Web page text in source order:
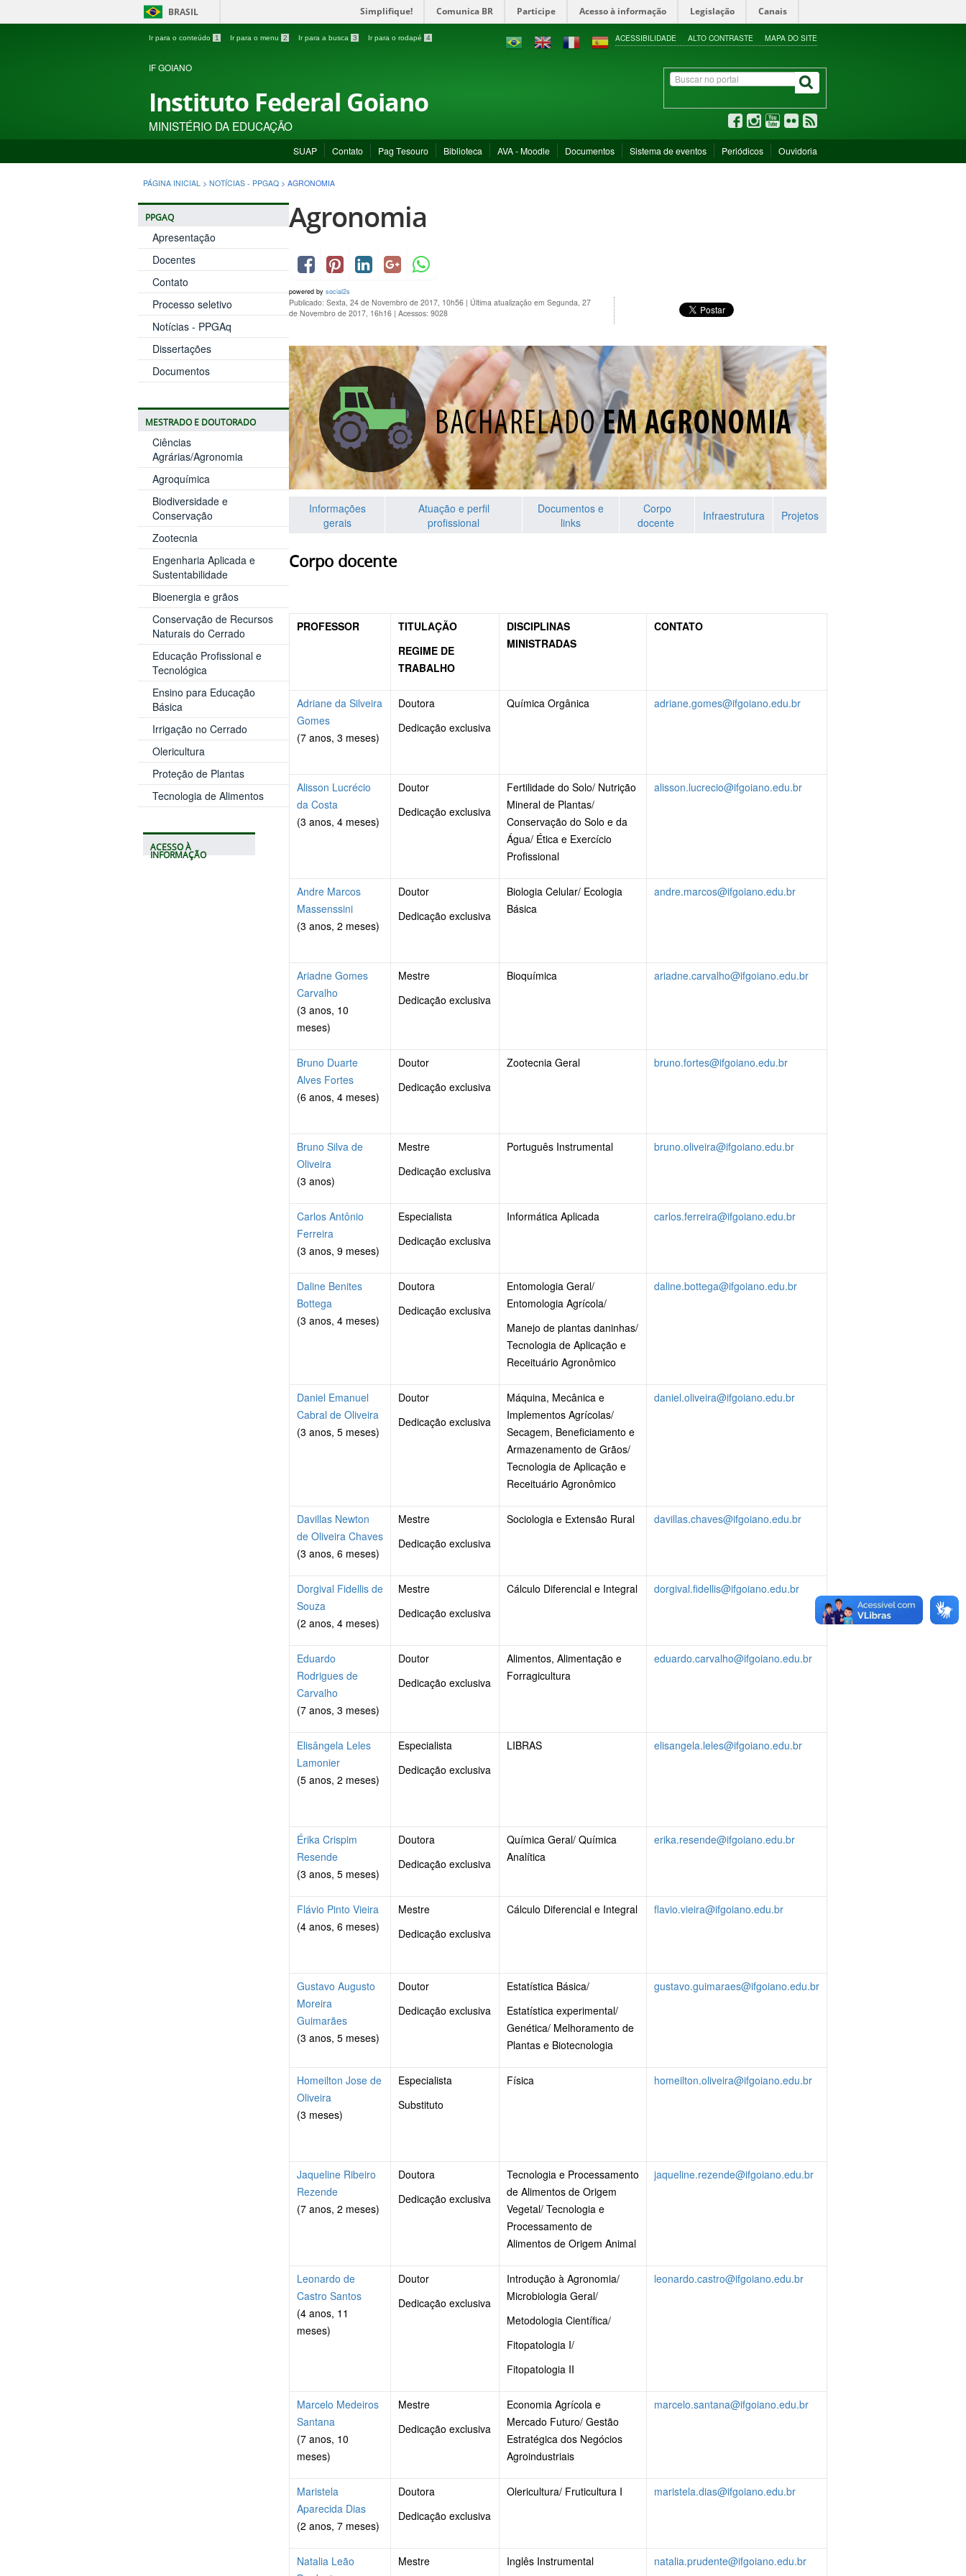
BRASIL Simplifique! Comunica BR Participe Acesso à informação Legislação Canais
Ir para o conteúdo 1 Ir para o menu 2 Ir para a busca 3 Ir para o rodapé 4 ACESSIBILIDADE ALTO CONTRASTE MAPA DO SITE
IF GOIANO
Instituto Federal Goiano
MINISTÉRIO DA EDUCAÇÃO
SUAP Contato Pag Tesouro Biblioteca AVA - Moodle Documentos Sistema de eventos Periódicos Ouvidoria
PÁGINA INICIAL > NOTÍCIAS - PPGAQ > AGRONOMIA
PPGAQ
Apresentação
Docentes
Contato
Processo seletivo
Notícias - PPGAq
Dissertações
Documentos
MESTRADO E DOUTORADO
Ciências
Agrárias/Agronomia
Agroquímica
Biodiversidade e
Conservação
Zootecnia
Engenharia Aplicada e
Sustentabilidade
Bioenergia e grãos
Conservação de Recursos
Naturais do Cerrado
Educação Profissional e
Tecnológica
Ensino para Educação
Básica
Irrigação no Cerrado
Olericultura
Proteção de Plantas
Tecnologia de Alimentos
ACESSO À
INFORMAÇÃO
Agronomia
powered by social2s
Publicado: Sexta, 24 de Novembro de 2017, 10h56 | Última atualização em Segunda, 27
de Novembro de 2017, 16h16 | Acessos: 9028
Informações
gerais
Atuação e perfil
profissional
Documentos e
links
Corpo
docente
Infraestrutura Projetos
Corpo docente
PROFESSOR
TITULAÇÃO
REGIME DE
TRABALHO
DISCIPLINAS
MINISTRADAS
CONTATO
Adriane da Silveira
Gomes
(7 anos, 3 meses)
Doutora
Dedicação exclusiva
Química Orgânica adriane.gomes@ifgoiano.edu.br
Alisson Lucrécio
da Costa
(3 anos, 4 meses)
Doutor
Dedicação exclusiva
Fertilidade do Solo/ Nutrição
Mineral de Plantas/
Conservação do Solo e da
Água/ Ética e Exercício
Profissional
alisson.lucrecio@ifgoiano.edu.br
Andre Marcos
Massenssini
(3 anos, 2 meses)
Doutor
Dedicação exclusiva
Biologia Celular/ Ecologia
Básica
andre.marcos@ifgoiano.edu.br
Ariadne Gomes
Carvalho
(3 anos, 10
meses)
Mestre
Dedicação exclusiva
Bioquímica ariadne.carvalho@ifgoiano.edu.br
Bruno Duarte
Alves Fortes
(6 anos, 4 meses)
Doutor
Dedicação exclusiva
Zootecnia Geral bruno.fortes@ifgoiano.edu.br
Bruno Silva de
Oliveira
(3 anos)
Mestre
Dedicação exclusiva
Português Instrumental bruno.oliveira@ifgoiano.edu.br
Carlos Antônio
Ferreira
(3 anos, 9 meses)
Especialista
Dedicação exclusiva
Informática Aplicada carlos.ferreira@ifgoiano.edu.br
Daline Benites
Bottega
(3 anos, 4 meses)
Doutora
Dedicação exclusiva
Entomologia Geral/
Entomologia Agrícola/
Manejo de plantas daninhas/
Tecnologia de Aplicação e
Receituário Agronômico
daline.bottega@ifgoiano.edu.br
Daniel Emanuel
Cabral de Oliveira
(3 anos, 5 meses)
Doutor
Dedicação exclusiva
Máquina, Mecânica e
Implementos Agrícolas/
Secagem, Beneficiamento e
Armazenamento de Grãos/
Tecnologia de Aplicação e
Receituário Agronômico
daniel.oliveira@ifgoiano.edu.br
Davillas Newton
de Oliveira Chaves
(3 anos, 6 meses)
Mestre
Dedicação exclusiva
Sociologia e Extensão Rural davillas.chaves@ifgoiano.edu.br
Dorgival Fidellis de
Souza
(2 anos, 4 meses)
Mestre
Dedicação exclusiva
Cálculo Diferencial e Integral dorgival.fidellis@ifgoiano.edu.br
Eduardo
Rodrigues de
Carvalho
(7 anos, 3 meses)
Doutor
Dedicação exclusiva
Alimentos, Alimentação e
Forragicultura
eduardo.carvalho@ifgoiano.edu.br
Elisângela Leles
Lamonier
(5 anos, 2 meses)
Especialista
Dedicação exclusiva
LIBRAS elisangela.leles@ifgoiano.edu.br
Érika Crispim
Resende
(3 anos, 5 meses)
Doutora
Dedicação exclusiva
Química Geral/ Química
Analítica
erika.resende@ifgoiano.edu.br
Flávio Pinto Vieira
(4 anos, 6 meses)
Mestre
Dedicação exclusiva
Cálculo Diferencial e Integral flavio.vieira@ifgoiano.edu.br
Gustavo Augusto
Moreira
Guimarães
(3 anos, 5 meses)
Doutor
Dedicação exclusiva
Estatística Básica/
Estatística experimental/
Genética/ Melhoramento de
Plantas e Biotecnologia
gustavo.guimaraes@ifgoiano.edu.br
Homeilton Jose de
Oliveira
(3 meses)
Especialista
Substituto
Física homeilton.oliveira@ifgoiano.edu.br
Jaqueline Ribeiro
Rezende
(7 anos, 2 meses)
Doutora
Dedicação exclusiva
Tecnologia e Processamento
de Alimentos de Origem
Vegetal/ Tecnologia e
Processamento de
Alimentos de Origem Animal
jaqueline.rezende@ifgoiano.edu.br
Leonardo de
Castro Santos
(4 anos, 11
meses)
Doutor
Dedicação exclusiva
Introdução à Agronomia/
Microbiologia Geral/
Metodologia Científica/
Fitopatologia I/
Fitopatologia II
leonardo.castro@ifgoiano.edu.br
Marcelo Medeiros
Santana
(7 anos, 10
meses)
Mestre
Dedicação exclusiva
Economia Agrícola e
Mercado Futuro/ Gestão
Estratégica dos Negócios
Agroindustriais
marcelo.santana@ifgoiano.edu.br
Maristela
Aparecida Dias
(2 anos, 7 meses)
Doutora
Dedicação exclusiva
Olericultura/ Fruticultura I maristela.dias@ifgoiano.edu.br
Natalia Leão
Mestre Inglês Instrumental natalia.prudente@ifgoiano.edu.br